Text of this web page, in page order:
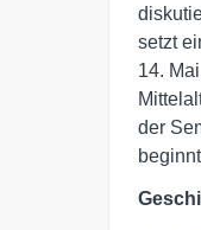
setzt
14.
der